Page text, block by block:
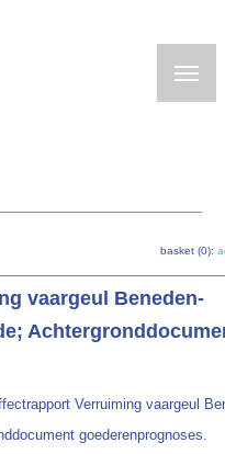
basket (0):
vaargeul Beneden-
Verruiming vaargeul
goederenprognoses.